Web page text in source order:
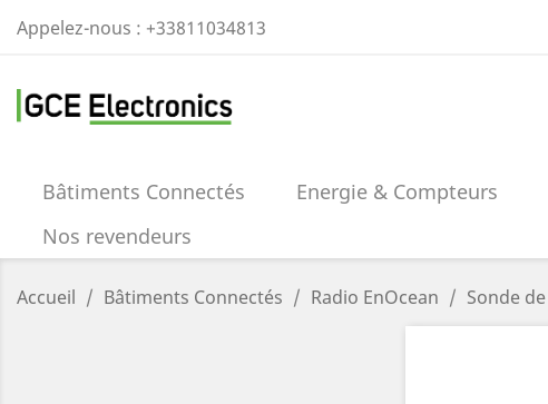
Appelez-nous : +33811034813
Bâtiments Connectés Energie & Compteurs
Nos revendeurs
Accueil Bâtiments Connectés Radio EnOcean Sonde